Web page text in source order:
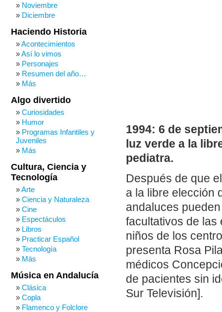
1994: 6 de
luz verde a la
pediatra.
Después de que
a la libre elección
andaluces
facultativos de las
niños de los
presenta Rosa
médicos
de pacientes sin
Sur Televisión].
Noviembre
Diciembre
Haciendo Historia
Acontecimientos
Así lo vimos
Personajes
Resumen del año…
Más
Algo divertido
Curiosidades
Humor
Programas Infantiles y
Juveniles
Más
Cultura, Ciencia y
Tecnología
Arte
Ciencia y Naturaleza
Cine
Espectáculos
Libros
Practicar Español
Tecnología
Más
Música en Andalucía
Clásica
Copla
Flamenco y Folclore